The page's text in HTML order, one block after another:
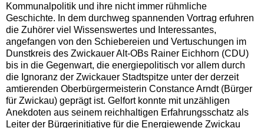
Kommunalpolitik und ihre nicht immer rühmliche
Geschichte. In dem durchweg spannenden Vortrag erfuhren
die Zuhörer viel Wissenswertes und Interessantes,
angefangen von den Schiebereien und Vertuschungen im
Dunstkreis des Zwickauer Alt-OBs Rainer Eichhorn (CDU)
bis in die Gegenwart, die energiepolitisch vor allem durch
die Ignoranz der Zwickauer Stadtspitze unter der derzeit
amtierenden Oberbürgermeisterin Constance Arndt (Bürger
für Zwickau) geprägt ist. Gelfort konnte mit unzähligen
Anekdoten aus seinem reichhaltigen Erfahrungsschatz als
Leiter der Bürgerinitiative für die Energiewende Zwickau